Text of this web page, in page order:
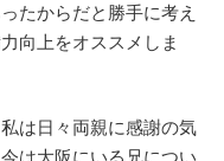
たからだと勝手に考え
向上をオススメしま
は日々両親に感謝の気